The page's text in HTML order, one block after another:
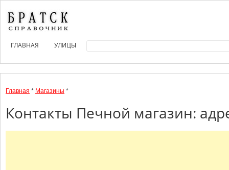
ГЛАВНАЯ УЛИЦЫ
Главная * Магазины *
Контакты Печной магазин: